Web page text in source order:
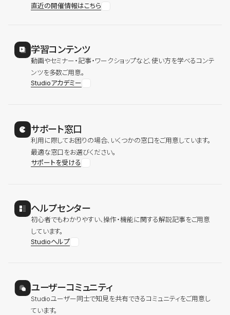
直近の開催情報はこちら
学習コンテンツ
動画やセミナー・記事・ワークショップなど、使い方を学べるコンテ
ンツを多数ご用意。
Studioアカデミー
サポート窓口
利用に際してお困りの場合、いくつかの窓口をご用意しています。
最適な窓口をお選びください。
サポートを受ける
ヘルプセンター
初心者でもわかりやすい、操作・機能に関する解説記事をご用意
しています。
Studioヘルプ
ユーザーコミュニティ
Studioユーザー同士で知見を共有できるコミュニティをご用意し
ています。